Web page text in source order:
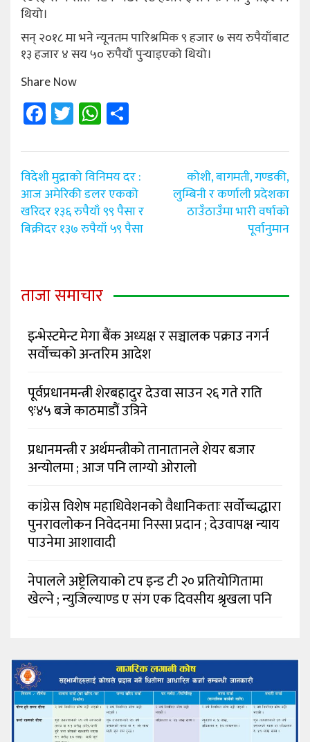
थियो।
सन् २०१८ मा भने न्यूनतम पारिश्रमिक ९ हजार ७ सय रुपैयाँबाट
१३ हजार ४ सय ५० रुपैयाँ पुर्‍याइएको थियो।
Share Now
Facebook
TwitterWhatsApp
Post
navigation
विदेशी मुद्राको विनिमय दर :
आज अमेरिकी डलर एकको
खरिदर १३६ रुपैयाँ ९९ पैसा र
बिक्रीदर १३७ रुपैयाँ ५९ पैसा
कोशी, बागमती, गण्डकी,
लुम्बिनी र कर्णाली प्रदेशका
ठाउँठाउँमा भारी वर्षाको
पूर्वानुमान
ताजा समाचार
इन्भेस्टमेन्ट मेगा बैंक अध्यक्ष र सञ्चालक पक्राउ नगर्न
सर्वोच्चको अन्तरिम आदेश
पूर्वप्रधानमन्त्री शेरबहादुर देउवा साउन २६ गते राति
९ः४५ बजे काठमाडौं उत्रिने
प्रधानमन्त्री र अर्थमन्त्रीको तानातानले शेयर बजार
अन्योलमा ; आज पनि लाग्यो ओरालो
कांग्रेस विशेष महाधिवेशनको वैधानिकताः सर्वोच्चद्धारा
पुनरावलोकन निवेदनमा निस्सा प्रदान ; देउवापक्ष न्याय
पाउनेमा आशावादी
नेपालले अष्ट्रेलियाको टप इन्ड टी २० प्रतियोगितामा
खेल्ने ; न्युजिल्याण्ड ए संग एक दिवसीय श्रृखला पनि